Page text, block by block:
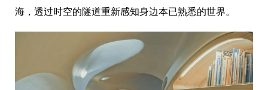
海，透过时空的隧道重新感知身边本已熟悉的世界。